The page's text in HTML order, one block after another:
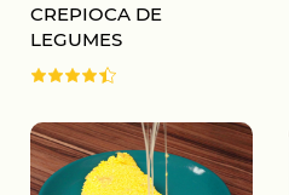
CREPIOCA DE
LEGUMES